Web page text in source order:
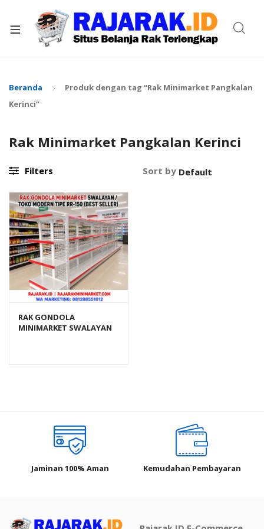
Beranda
Produk dengan tag “Rak Minimarket Pangkalan
Kerinci”
Rak Minimarket Pangkalan Kerinci
Filters Sort by
RAK GONDOLA
MINIMARKET SWALAYAN
Jaminan 100% Aman Kemudahan Pembayaran